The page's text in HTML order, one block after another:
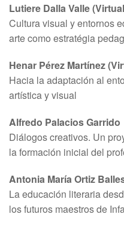
Lutiere Dalla Valle
Cultura visual y entornos
arte como estratégia
Henar Pérez Martínez
Hacia la adaptación al
artística y visual
Alfredo Palacios Garrido
Diálogos creativos. Un
la formación inicial del
Antonia María Ortiz
La educación literaria
los futuros maestros de